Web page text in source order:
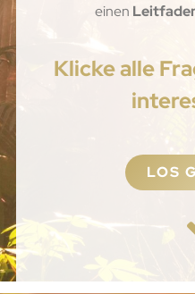
einen
Klicke alle
LOS